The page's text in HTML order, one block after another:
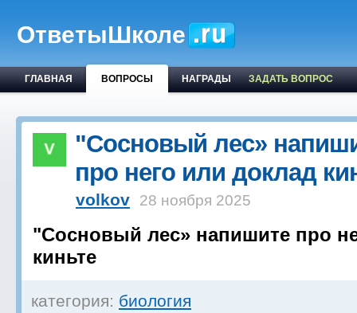
ОтветыШколе
ГЛАВНАЯ ВОПРОСЫ НАГРАДЫ ЗАДАТЬ ВОПРОС
"Сосновый лес»
про него или доклад
volkov 28 ноября 2025
"Сосновый лес» напишите про
киньте
категория: биология